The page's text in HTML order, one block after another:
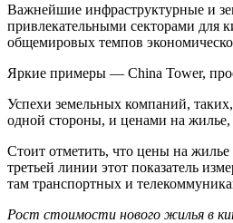
Важнейшие инфраструктурные и
привлекательными секторами для
общемировых темпов
Яркие примеры — China Tower,
Успехи земельных компаний,
одной стороны, и ценами на жилье,
Стоит отметить, что цены на
третьей линии этот показатель
там транспортных и
Рост стоимости нового жилья в